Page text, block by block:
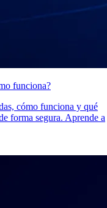
funciona?
cómo funciona y qué
forma segura. Aprende a